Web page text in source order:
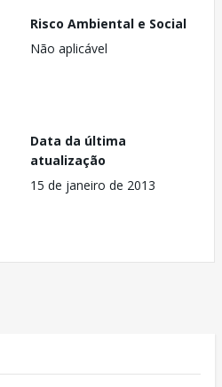
Risco Ambiental e Social
Não aplicável
Data da última
atualização
15 de janeiro de 2013